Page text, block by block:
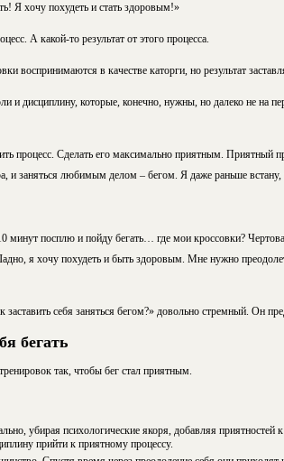
Я хочу похудеть и стать здоровым!»
А какой-то результат от этого процесса.
воспринимаются в качестве каторги, но результат
и дисциплину, которые, конечно, нужны, но далеко не на
процесс. Сделать его максимально приятным. Приятный
и заняться любимым делом – бегом. Я даже раньше встану,
посплю и пойду бегать… где мои кроссовки?
я хочу похудеть и быть здоровым. Мне нужно
себя заняться бегом?» довольно стремный. Он
бегать
так, чтобы бег стал приятным.
убирая психологические якоря, добавляя приятностей
прийти к приятному процессу.